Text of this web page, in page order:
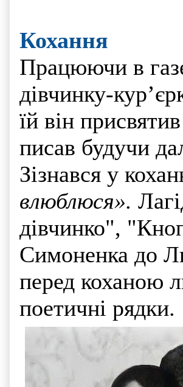
Кохання
Працюючи в
дівчинку-
їй він
писав будучи
Зізнався у
влюблюся».
дівчинко",
Симоненка до
перед коханою
поетичні рядки.